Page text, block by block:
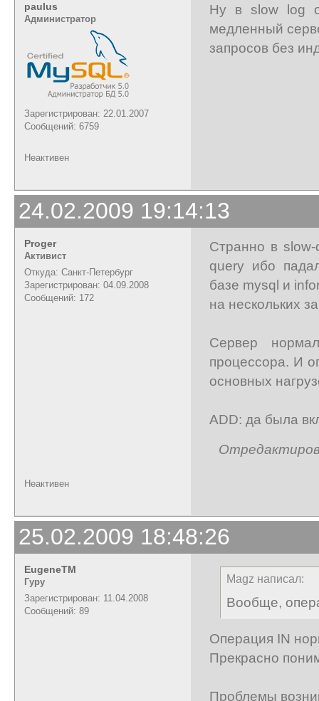
paulus
Администратор
Зарегистрирован: 22.01.2007
Сообщений: 6759
Ну в slow log
медленный
запросов без
Неактивен
24.02.2009 19:14:13
Proger
Активист
Откуда: Санкт-Петербург
Зарегистрирован: 04.09.2008
Сообщений: 172
Странно в
query ибо
базе mysql и
на нескольких
Сервер
процессора. И
основных
ADD: да была
Неактивен
25.02.2009 18:48:26
EugeneTM
Гуру
Зарегистрирован: 11.04.2008
Сообщений: 89
Magz написал:
Вообще,
Операция IN
Прекрасно
Проблемы